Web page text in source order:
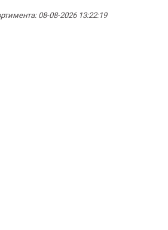
08-08-2026 13:22:19